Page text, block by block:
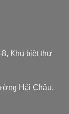
8, Khu biệt thự
Hải Châu,